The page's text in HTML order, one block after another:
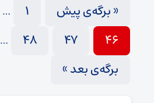
« برگه‌ی پیش 1
…
46
47
48
…
برگه‌ی بعد »